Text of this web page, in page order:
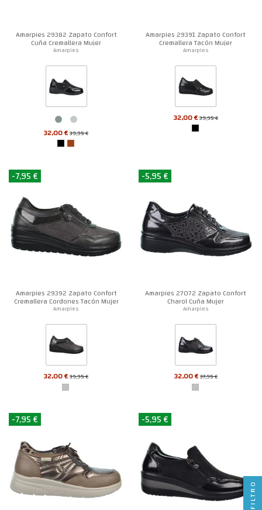
Amarpies 29382 Zapato Confort
Cuña Cremallera Mujer
Amarpies
32,00 €39,95 €
Amarpies 29391 Zapato Confort
Cremallera Tacón Mujer
Amarpies
32,00 €39,95 €
-7,95 €
Amarpies 29392 Zapato Confort
Cremallera Cordones Tacón Mujer
Amarpies
32,00 €39,95 €
-5,95 €
Amarpies 27072 Zapato Confort
Charol Cuña Mujer
Amarpies
32,00 €37,95 €
-7,95 € -5,95 €
FILTRO